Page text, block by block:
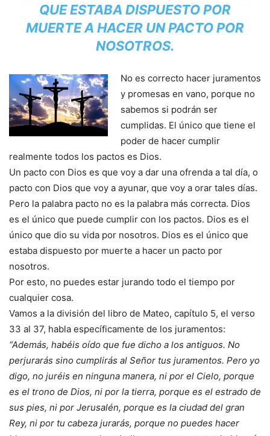
QUE ESTABA DISPUESTO POR
MUERTE A HACER UN PACTO POR
NOSOTROS.
No es correcto hacer juramentos
y promesas en vano, porque no
sabemos si podrán ser
cumplidas. El único que tiene el
poder de hacer cumplir
realmente todos los pactos es Dios.
Un pacto con Dios es que voy a dar una ofrenda a tal día, o
pacto con Dios que voy a ayunar, que voy a orar tales días.
Pero la palabra pacto no es la palabra más correcta. Dios
es el único que puede cumplir con los pactos. Dios es el
único que dio su vida por nosotros. Dios es el único que
estaba dispuesto por muerte a hacer un pacto por
nosotros.
Por esto, no puedes estar jurando todo el tiempo por
cualquier cosa.
Vamos a la división del libro de Mateo, capítulo 5, el verso
33 al 37, habla específicamente de los juramentos:
“Además, habéis oído que fue dicho a los antiguos. No
perjurarás sino cumplirás al Señor tus juramentos. Pero yo
digo, no juréis en ninguna manera, ni por el Cielo, porque
es el trono de Dios, ni por la tierra, porque es el estrado de
sus pies, ni por Jerusalén, porque es la ciudad del gran
Rey, ni por tu cabeza jurarás, porque no puedes hacer